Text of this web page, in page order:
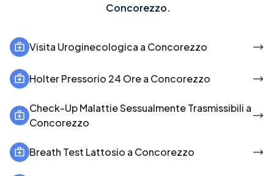
Concorezzo.
Visita Uroginecologica a Concorezzo
Holter Pressorio 24 Ore a Concorezzo
Check-Up Malattie Sessualmente Trasmissibili a
Concorezzo
Breath Test Lattosio a Concorezzo